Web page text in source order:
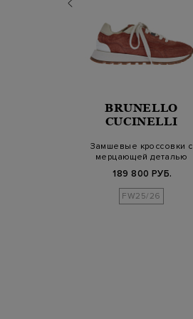
BRUNELLO
CUCINELLI
Замшевые кроссовки с
мерцающей деталью
189 800 РУБ.
FW25/26